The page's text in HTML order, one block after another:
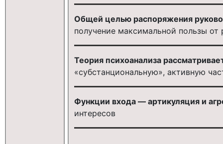
Общей целью распоряжения
получение максимальной пользы от
Теория психоанализа
«субстанциональную», активную
Функции входа — артикуляция и
интересов